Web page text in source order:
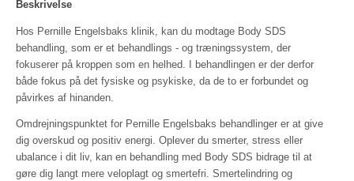
Beskrivelse
Hos Pernille Engelsbaks klinik, kan du modtage Body SDS
behandling, som er et behandlings - og træningssystem, der
fokuserer på kroppen som en helhed. I behandlingen er der derfor
både fokus på det fysiske og psykiske, da de to er forbundet og
påvirkes af hinanden.
Omdrejningspunktet for Pernille Engelsbaks behandlinger er at give
dig overskud og positiv energi. Oplever du smerter, stress eller
ubalance i dit liv, kan en behandling med Body SDS bidrage til at
gøre dig langt mere veloplagt og smertefri. Smertelindring og